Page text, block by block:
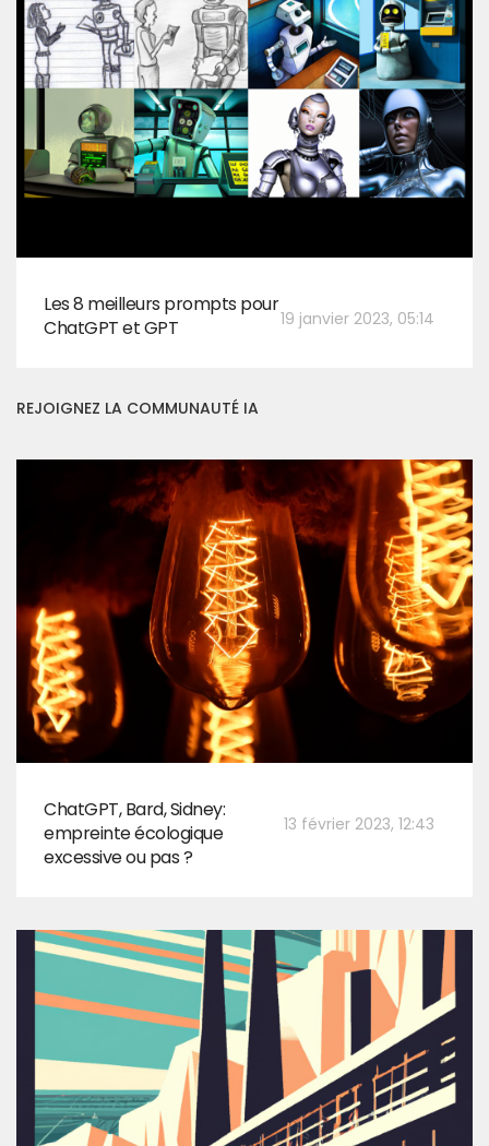
19 janvier 2023, 05:14
Les 8 meilleurs prompts pour
ChatGPT et GPT
REJOIGNEZ LA COMMUNAUTÉ IA
13 février 2023, 12:43
ChatGPT, Bard, Sidney:
empreinte écologique
excessive ou pas ?